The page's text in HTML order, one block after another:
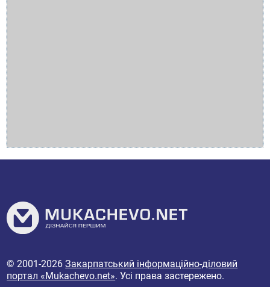
© 2001-2026Закарпатський інформаційно-діловий
портал «Mukachevo.net». Усі права застережено.